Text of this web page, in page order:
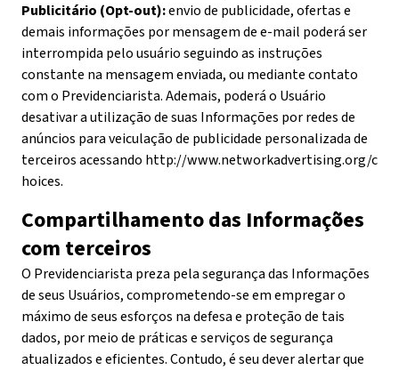
Publicitário (Opt-out):envio de publicidade, ofertas e
demais informações por mensagem de e-mail poderá ser
interrompida pelo usuário seguindo as instruções
constante na mensagem enviada, ou mediante contato
com o Previdenciarista. Ademais, poderá o Usuário
desativar a utilização de suas Informações por redes de
anúncios para veiculação de publicidade personalizada de
terceiros acessando http://www.networkadvertising.org/c
hoices.
Compartilhamento das Informações
com terceiros
O Previdenciarista preza pela segurança das Informações
de seus Usuários, comprometendo-se em empregar o
máximo de seus esforços na defesa e proteção de tais
dados, por meio de práticas e serviços de segurança
atualizados e eficientes. Contudo, é seu dever alertar que